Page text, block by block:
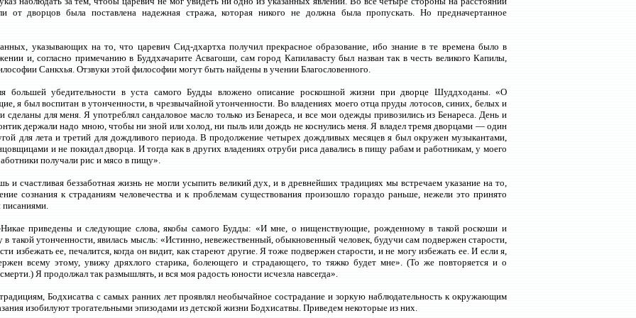
от дворцов была поставлена надежная стража, которая никого не должна была пропускать. Но предначертанное
указывающих на то, что царевич Сид-дхартха получил прекрасное образование, ибо знание в те времена было в
и, согласно примечанию в Буддхачарите Асвагоши, сам город Капилавасту был назван так в честь великого Капилы,
Санкхья. Отзвуки этой философии могут быть найдены в учении Благословенного.
большей убедительности в уста самого Будды вложено описание роскошной жизни при дворце Шуддходаны. «О
я был воспитан в утонченности, в чрезвычайной утонченности. Во владениях моего отца пруды лотосов, синих, белых и
сделаны для меня. Я употреблял сандаловое масло только из Бенареса, и все мои одежды привозились из Бенареса. День и
держали надо мною, чтобы ни зной или холод, ни пыль или дождь не коснулись меня. Я владел тремя дворцами — один
для лета и третий для дождливого периода. В продолжение четырех дождливых месяцев я был окружен музыкантами,
и не покидал дворца. И тогда как в других владениях отруби риса давались в пищу рабам и работникам, у моего
получали рис и мясо в пищу».
и счастливая беззаботная жизнь не могли усыпить великий дух, и в древнейших традициях мы встречаем указание на то,
сознания к страданиям человечества и к проблемам существования произошло гораздо раньше, нежели это принято
приведены и следующие слова, якобы самого Будды: «И мне, о нищенствующие, рожденному в такой роскоши и
в такой утонченности, явилась мысль: «Истинно, невежественный, обыкновенный человек, будучи сам подвержен старости,
избежать ее, печалится, когда он видит, как стареют другие. Я тоже подвержен старости, и не могу избежать ее. И если я,
всему этому, увижу дряхлого старика, болеющего и страдающего, то тяжко будет мне». (То же повторяется и о
Я продолжал так размышлять, и вся моя радость юности исчезла навсегда».
Бодхисатва с самых ранних лет проявлял необычайное сострадание и зоркую наблюдательность к окружающим
изобилуют трогательными эпизодами из детской жизни Бодхисатвы. Приведем некоторые из них.